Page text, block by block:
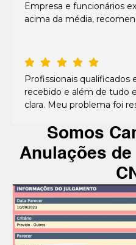
Empresa e funcionários
acima da média,
Profissionais qualificados
recebido e além de tudo
clara. Meu problema foi
Somos
Anulações